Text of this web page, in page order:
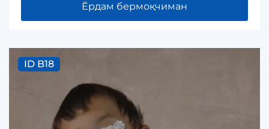
Ёрдам бермоқчиман
ID B18